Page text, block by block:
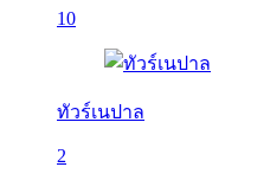
10
ทัวร์เนปาล
2